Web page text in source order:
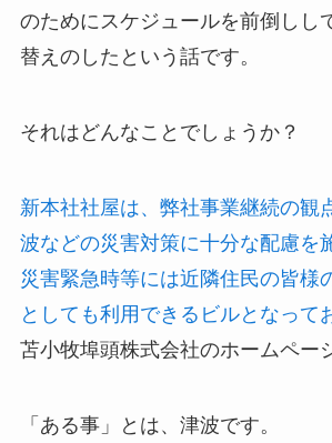
のためにスケジュールを前倒しし
替えのしたという話です。
それはどんなことでしょうか？
新本社社屋は、弊社事業継続の観
波などの災害対策に十分な配慮を
災害緊急時等には近隣住民の皆様
としても利用できるビルとなって
苫小牧埠頭株式会社のホームペー
「ある事」とは、津波です。